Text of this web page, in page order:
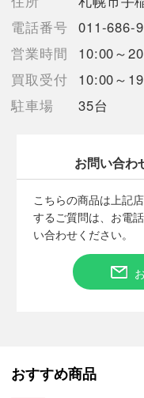
【こちらの商品は在庫連
ョップと併売を行なって
タイミングによりシステ
う場合がございます。
売切れの場合は、ご購入
います。】
■状態等は画像をご確認
こちらの商品はお客様
人の手を経た商品です。
■弊社（株式会社オカモ
弊社（株式会社オカモ
電話番号 011-686-
営業時間
10:00～
買取受付
10:00～
駐車場
35台
お問い合わ
こちらの商品は上記
するご質問は、お電
い合わせください。
おすすめ商品